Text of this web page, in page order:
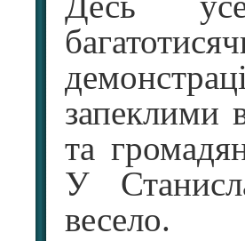
запеклими
та
У
весело.